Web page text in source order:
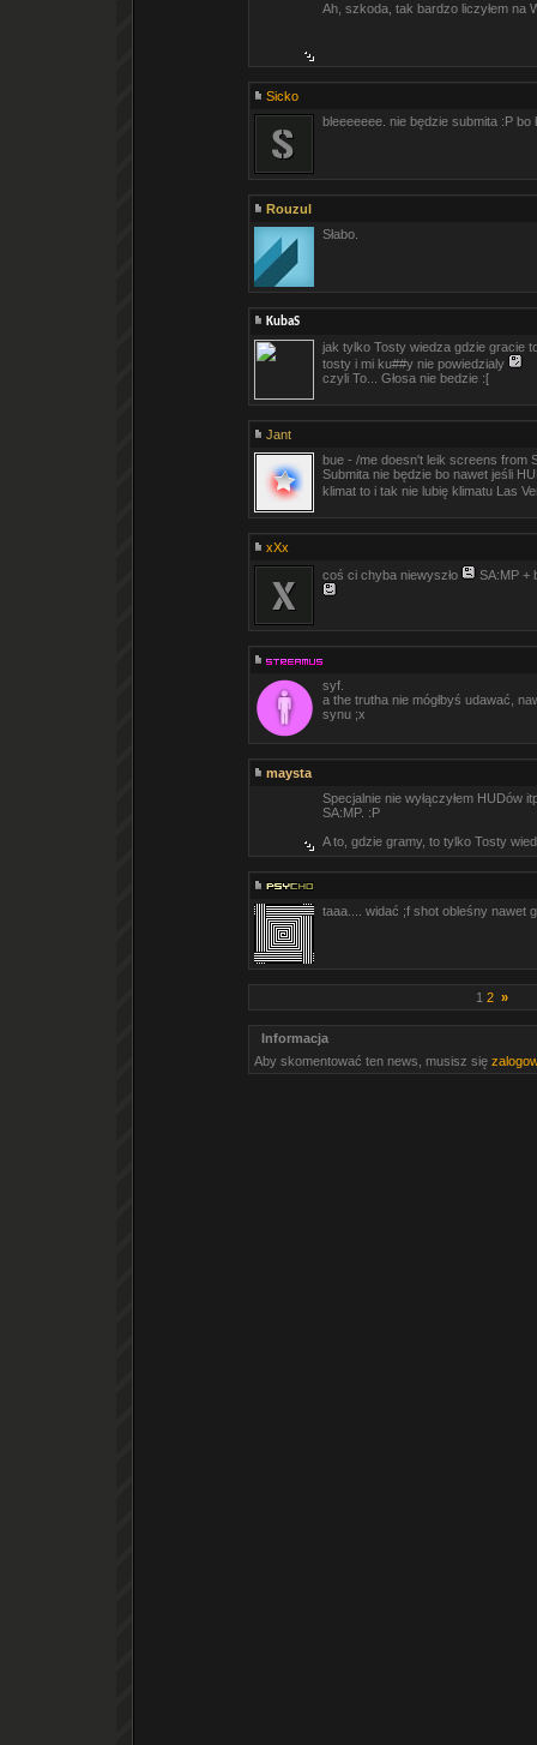
Ah, szkoda, tak bardzo liczyłem na
Sicko
bleeeeeee. nie będzie submita :P bo
Rouzul
Słabo.
KubaS
jak tylko Tosty wiedza gdzie gracie
tosty i mi ku##y nie powiedzialy
czyli To... Głosa nie bedzie :[
Jant
bue - /me doesn't leik screens from
Submita nie będzie bo nawet jeśli
klimat to i tak nie lubię klimatu Las
xXx
coś ci chyba niewyszło
SA:MP +
syf.
a the trutha nie mógłbyś udawać,
synu ;x
maysta
Specjalnie nie wyłączyłem HUDów
SA:MP. :P
A to, gdzie gramy, to tylko Tosty
taaa.... widać ;f shot obleśny nawet
1 2 »
Informacja
Aby skomentować ten news, musisz się